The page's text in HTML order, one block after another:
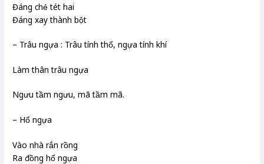
Đáng chẻ tét hai
Đáng xay thành bột
– Trâu ngựa : Trâu tính thổ, ngựa tính khí
Làm thân trâu ngựa
Ngưu tầm ngưu, mã tầm mã.
– Hổ ngựa
Vào nhà rắn rồng
Ra đồng hổ ngựa